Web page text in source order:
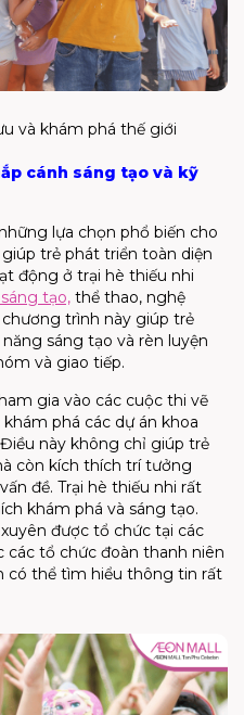
và khám phá thế giới
cánh sáng tạo và kỹ
lựa chọn phổ biến cho
trẻ phát triển toàn diện
động ở trại hè thiếu nhi
tạo, thể thao, nghệ
trình này giúp trẻ
sáng tạo và rèn luyện
và giao tiếp.
gia vào các cuộc thi vẽ
phá các dự án khoa
này không chỉ giúp trẻ
còn kích thích trí tưởng
đề. Trại hè thiếu nhi rất
khám phá và sáng tạo.
được tổ chức tại các
các tổ chức đoàn thanh niên
có thể tìm hiểu thông tin rất